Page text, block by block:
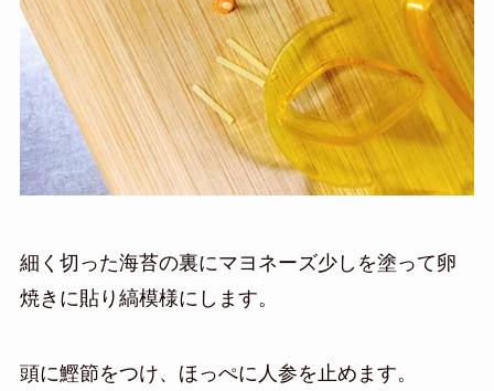
細く切った海苔の裏にマヨネーズ少しを塗って卵
焼きに貼り 縞模様にします。
頭に鰹節をつけ、ほっぺに人参を止めます。